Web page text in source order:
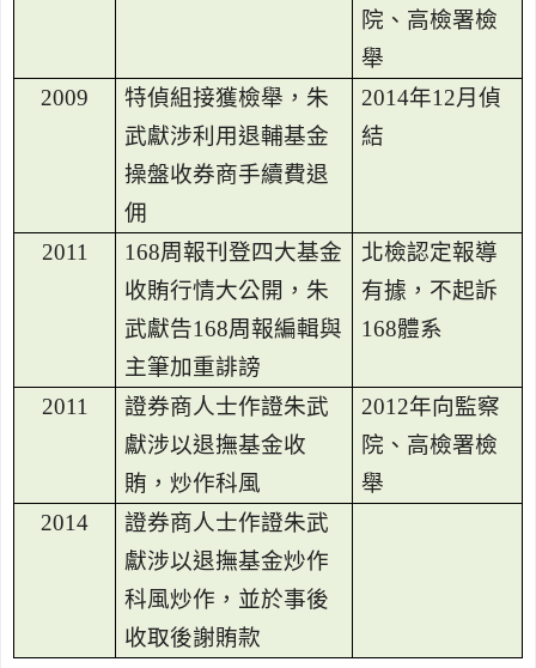
院、高檢署檢
舉
2009
特偵組接獲檢舉，朱
武獻涉利用退輔基金
操盤收券商手續費退
佣
2014年12月偵
結
2011 168周報刊登四大基金
收賄行情大公開，朱
武獻告168周報編輯與
主筆加重誹謗
北檢認定報導
有據，不起訴
168體系
2011
證券商人士作證朱武
獻涉以退撫基金收
賄，炒作科風
2012年向監察
院、高檢署檢
舉
2014
證券商人士作證朱武
獻涉以退撫基金炒作
科風炒作，並於事後
收取後謝賄款